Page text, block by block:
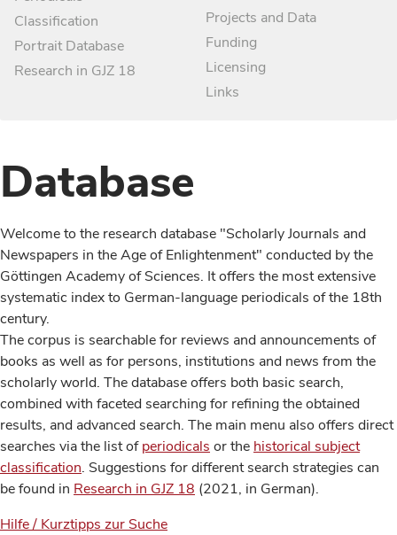
Classification
Portrait Database
Research in GJZ 18
Projects and Data
Funding
Licensing
Links
Database
Welcome to the research database "Scholarly Journals and
Newspapers in the Age of Enlightenment" conducted by the
Göttingen Academy of Sciences. It offers the most extensive
systematic index to German-language periodicals of the 18th
century.
The corpus is searchable for reviews and announcements of
books as well as for persons, institutions and news from the
scholarly world. The database offers both basic search,
combined with faceted searching for refining the obtained
results, and advanced search. The main menu also offers direct
searches via the list ofperiodicals or the historical subject
classification. Suggestions for different search strategies can
be found in Research in GJZ 18 (2021, in German).
Hilfe / Kurztipps zur Suche